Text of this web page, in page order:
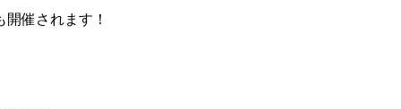
催されます！